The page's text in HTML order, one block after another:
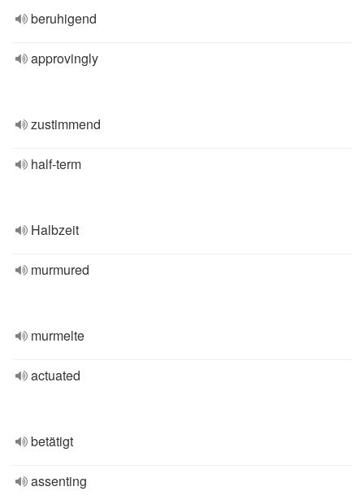
beruhigend
approvingly
zustimmend
half-term
Halbzeit
murmured
murmelte
actuated
betätigt
assenting